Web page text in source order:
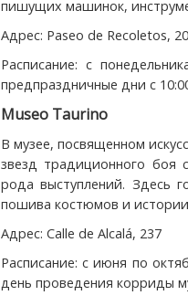
пишущих машинок,
Адрес: Paseo de Recoletos, 20
Расписание: с
предпраздничные дни с
Museo Taurino
В музее, посвященном
звезд традиционного боя
рода выступлений. Здесь
пошива костюмов и
Адрес: Calle de Alcalá, 237
Расписание: с июня по
день проведения корриды